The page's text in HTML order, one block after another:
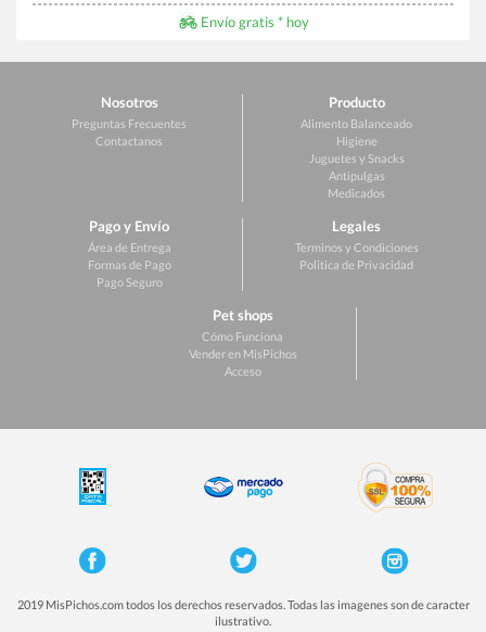
Envío gratis * hoy
Nosotros
Preguntas Frecuentes
Contactanos
Producto
Alimento Balanceado
Higiene
Juguetes y Snacks
Antipulgas
Medicados
Pago y Envío
Área de Entrega
Formas de Pago
Pago Seguro
Legales
Terminos y Condiciones
Politica de Privacidad
Pet shops
Cómo Funciona
Vender en MisPichos
Acceso
2019 MisPichos.com todos los derechos reservados. Todas las imagenes son de caracter
ilustrativo.